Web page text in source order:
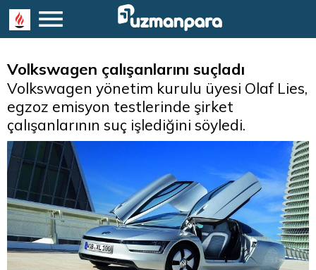
Volkswagen çalışanlarını suçladı
Volkswagen yönetim kurulu üyesi Olaf Lies,
egzoz emisyon testlerinde şirket
çalışanlarının suç işlediğini söyledi.